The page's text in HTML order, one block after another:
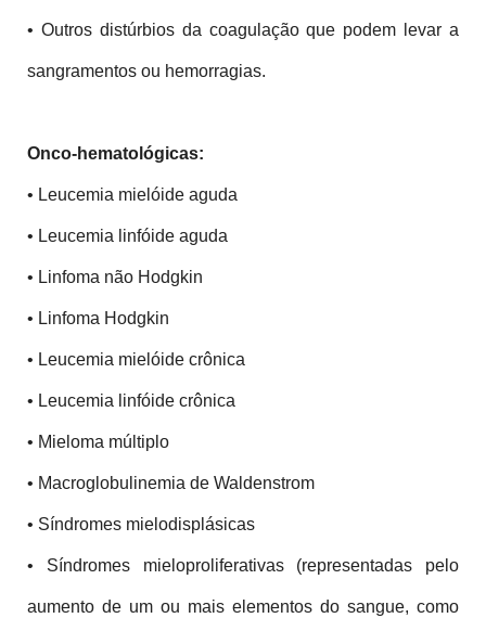
• Outros distúrbios da coagulação que podem levar a
sangramentos ou hemorragias.
Onco-hematológicas:
• Leucemia mielóide aguda
• Leucemia linfóide aguda
• Linfoma não Hodgkin
• Linfoma Hodgkin
• Leucemia mielóide crônica
• Leucemia linfóide crônica
• Mieloma múltiplo
• Macroglobulinemia de Waldenstrom
• Síndromes mielodisplásicas
• Síndromes mieloproliferativas (representadas pelo
aumento de um ou mais elementos do sangue, como